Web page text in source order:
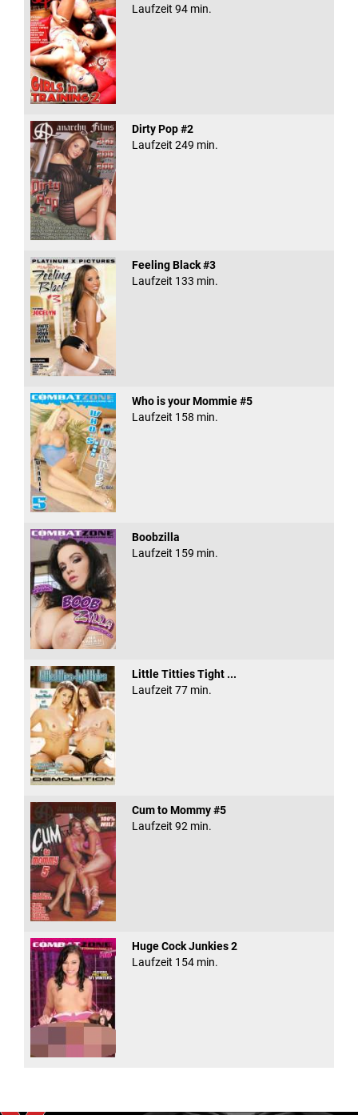
Laufzeit 94 min.
Dirty Pop #2
Laufzeit 249 min.
Feeling Black #3
Laufzeit 133 min.
Who is your Mommie #5
Laufzeit 158 min.
Boobzilla
Laufzeit 159 min.
Little Titties Tight ...
Laufzeit 77 min.
Cum to Mommy #5
Laufzeit 92 min.
Huge Cock Junkies 2
Laufzeit 154 min.